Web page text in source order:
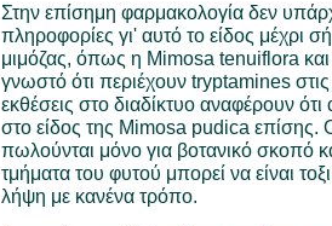
Στην επίσημη φαρμακολογία δεν
πληροφορίες γι' αυτό το είδος μέχρι
μιμόζας, όπως η Mimosa tenuiflora
γνωστό ότι περιέχουν tryptamines
εκθέσεις στο διαδίκτυο αναφέρουν
στο είδος της Mimosa pudica επίσης.
πωλούνται μόνο για βοτανικό σκοπό
τμήματα του φυτού μπορεί να είναι
λήψη με κανένα τρόπο.